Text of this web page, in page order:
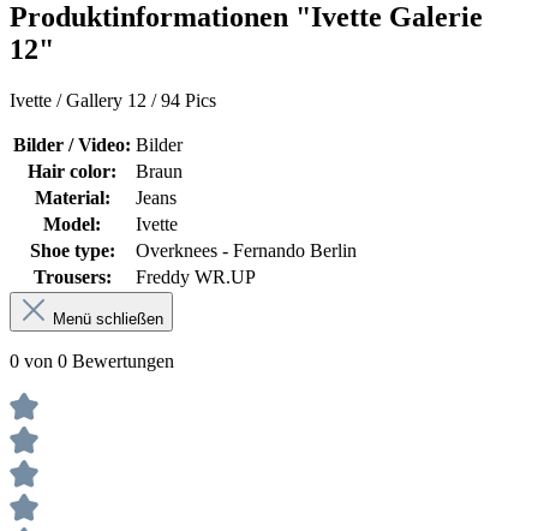
Produktinformationen "Ivette Galerie
12"
Ivette / Gallery 12 / 94 Pics
Bilder / Video: Bilder
Hair color:
Braun
Material:
Jeans
Model:
Ivette
Shoe type:
Overknees - Fernando Berlin
Trousers:
Freddy WR.UP
Menü schließen
0 von 0 Bewertungen